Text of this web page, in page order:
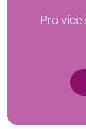
Pro